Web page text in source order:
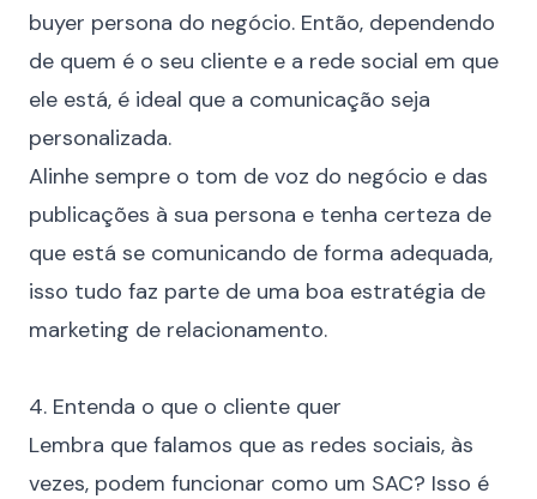
buyer persona do negócio. Então, dependendo
de quem é o seu cliente e a rede social em que
ele está, é ideal que a comunicação seja
personalizada.
Alinhe sempre o tom de voz do negócio e das
publicações à sua persona e tenha certeza de
que está se comunicando de forma adequada,
isso tudo faz parte de uma boa estratégia de
marketing de relacionamento.
4. Entenda o que o cliente quer
Lembra que falamos que as redes sociais, às
vezes, podem funcionar como um SAC? Isso é